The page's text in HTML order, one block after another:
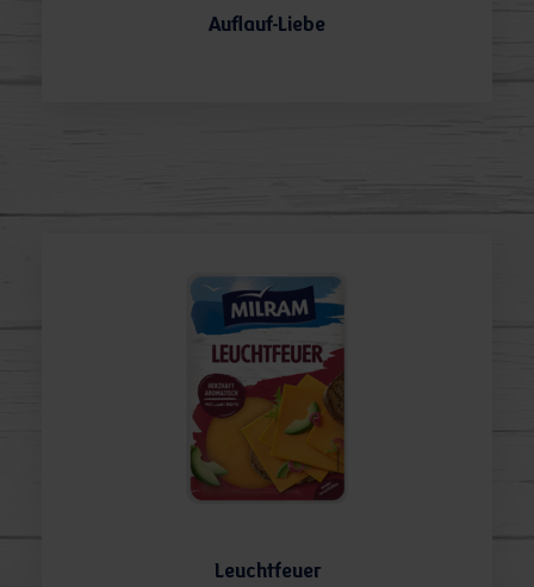
Auflauf-Liebe
Leuchtfeuer